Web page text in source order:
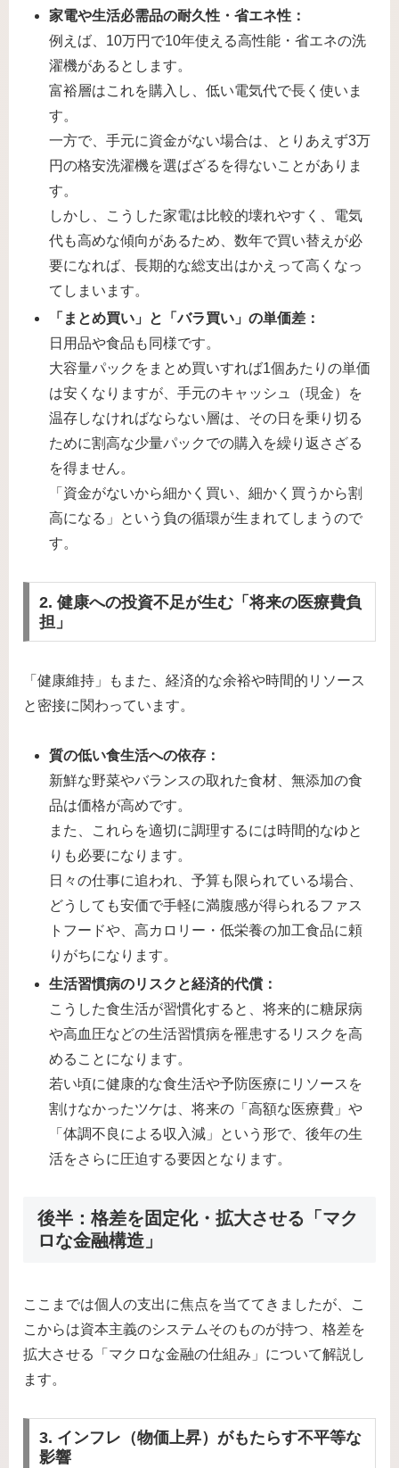
家電や生活必需品の耐久性・省エネ性：
例えば、10万円で10年使える高性能・省エネの洗
濯機があるとします。
富裕層はこれを購入し、低い電気代で長く使いま
す。
一方で、手元に資金がない場合は、とりあえず3万
円の格安洗濯機を選ばざるを得ないことがありま
す。
しかし、こうした家電は比較的壊れやすく、電気
代も高めな傾向があるため、数年で買い替えが必
要になれば、長期的な総支出はかえって高くなっ
てしまいます。
「まとめ買い」と「バラ買い」の単価差：
日用品や食品も同様です。
大容量パックをまとめ買いすれば1個あたりの単価
は安くなりますが、手元のキャッシュ（現金）を
温存しなければならない層は、その日を乗り切る
ために割高な少量パックでの購入を繰り返さざる
を得ません。
「資金がないから細かく買い、細かく買うから割
高になる」という負の循環が生まれてしまうので
す。
2. 健康への投資不足が生む「将来の医療費負
担」
「健康維持」もまた、経済的な余裕や時間的リソース
と密接に関わっています。
質の低い食生活への依存：
新鮮な野菜やバランスの取れた食材、無添加の食
品は価格が高めです。
また、これらを適切に調理するには時間的なゆと
りも必要になります。
日々の仕事に追われ、予算も限られている場合、
どうしても安価で手軽に満腹感が得られるファス
トフードや、高カロリー・低栄養の加工食品に頼
りがちになります。
生活習慣病のリスクと経済的代償：
こうした食生活が習慣化すると、将来的に糖尿病
や高血圧などの生活習慣病を罹患するリスクを高
めることになります。
若い頃に健康的な食生活や予防医療にリソースを
割けなかったツケは、将来の「高額な医療費」や
「体調不良による収入減」という形で、後年の生
活をさらに圧迫する要因となります。
後半：格差を固定化・拡大させる「マク
ロな金融構造」
ここまでは個人の支出に焦点を当ててきましたが、こ
こからは資本主義のシステムそのものが持つ、格差を
拡大させる「マクロな金融の仕組み」について解説し
ます。
3. インフレ（物価上昇）がもたらす不平等な
影響